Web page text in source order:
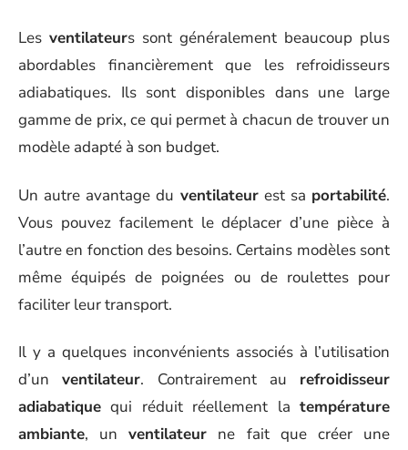
Les ventilateurs sont généralement beaucoup plus
abordables financièrement que les refroidisseurs
adiabatiques. Ils sont disponibles dans une large
gamme de prix, ce qui permet à chacun de trouver un
modèle adapté à son budget.
Un autre avantage du ventilateurest sa portabilité.
Vous pouvez facilement le déplacer d’une pièce à
l’autre en fonction des besoins. Certains modèles sont
même équipés de poignées ou de roulettes pour
faciliter leur transport.
Il y a quelques inconvénients associés à l’utilisation
d’unventilateur. Contrairement au refroidisseur
adiabatique qui réduit réellement la température
ambiante, unventilateur ne fait que créer une